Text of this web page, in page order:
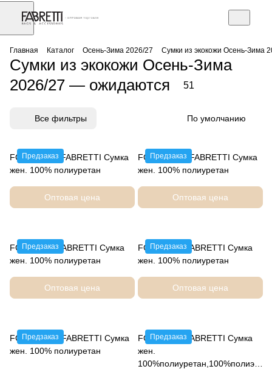
Торговое оборудование
Главная Каталог Осень-Зима 2026/27 Сумки из экокожи Осень-Зима
Сумки из экокожи Осень-Зима
2026/27 — ожидаются
51
Все фильтры По умолчанию
Предзаказ
FG25032-11 FABRETTI Сумка
жен. 100% полиуретан
Оптовая цена
Предзаказ
FG25032-12 FABRETTI Сумка
жен. 100% полиуретан
Оптовая цена
Предзаказ
FG25032-2 FABRETTI Сумка
жен. 100% полиуретан
Оптовая цена
Предзаказ
FG25032-4 FABRETTI Сумка
жен. 100% полиуретан
Оптовая цена
Предзаказ
FG25033-12 FABRETTI Сумка
жен. 100% полиуретан
Предзаказ
FG25495-4 FABRETTI Сумка
жен.
100%полиуретан,100%полиэст